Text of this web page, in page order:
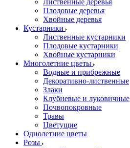
Лиственные деревья
Плодовые деревья
Хвойные деревья
Кустарники
Лиственные кустарники
Плодовые кустарники
Хвойные кустарники
Многолетние цветы
Водные и прибрежные
Декоративно-лиственные
Злаки
Клубневые и луковичные
Почвопокровные
Травы
Цветущие
Однолетние цветы
Розы